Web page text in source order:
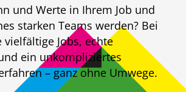
und Werte in Ihrem Job und
starken Teams werden? Bei
vielfältige Jobs, echte
ein unkompliziertes
– ganz ohne Umwege.